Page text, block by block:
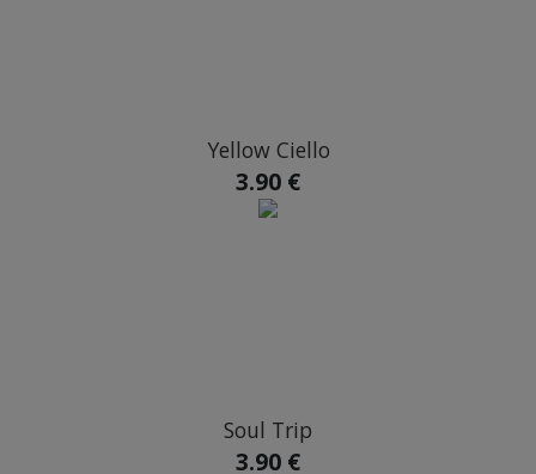
Yellow Ciello
3.90 €
Soul Trip
3.90 €